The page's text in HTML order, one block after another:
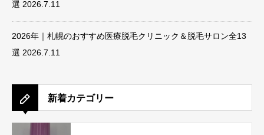
選 2026.7.11
2026年｜札幌のおすすめ医療脱毛クリニック＆脱毛サロン全13
選 2026.7.11
新着カテゴリー